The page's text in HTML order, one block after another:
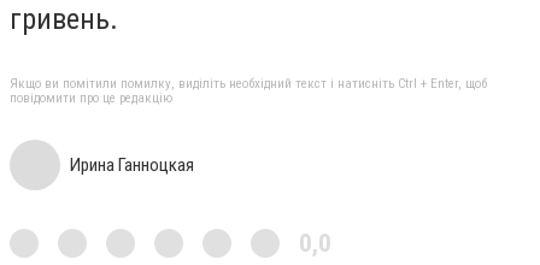
гривень.
Якщо ви помітили помилку, виділіть необхідний текст і натисніть Ctrl + Enter, щоб
повідомити про це редакцію
Ирина Ганноцкая
0,0